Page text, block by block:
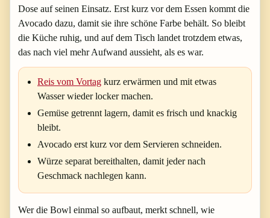
Dose auf seinen Einsatz. Erst kurz vor dem Essen kommt die
Avocado dazu, damit sie ihre schöne Farbe behält. So bleibt
die Küche ruhig, und auf dem Tisch landet trotzdem etwas,
das nach viel mehr Aufwand aussieht, als es war.
Reis vom Vortag kurz erwärmen und mit etwas
Wasser wieder locker machen.
Gemüse getrennt lagern, damit es frisch und knackig
bleibt.
Avocado erst kurz vor dem Servieren schneiden.
Würze separat bereithalten, damit jeder nach
Geschmack nachlegen kann.
Wer die Bowl einmal so aufbaut, merkt schnell, wie